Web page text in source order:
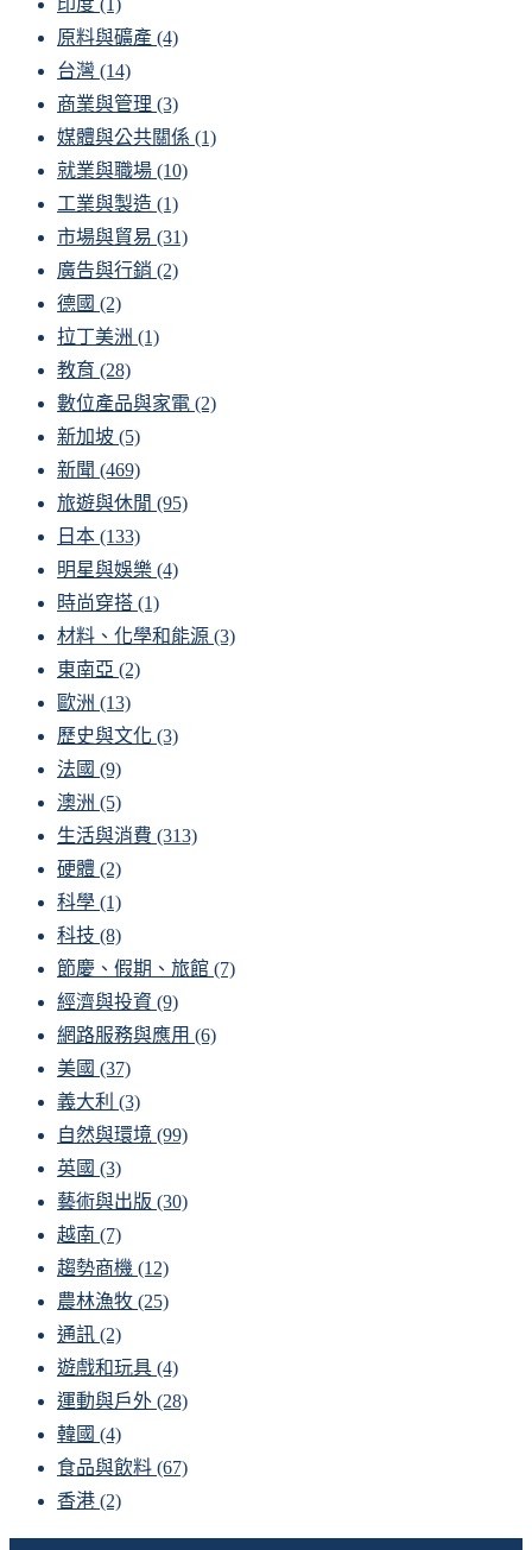
印度 (1)
原料與礦產 (4)
台灣 (14)
商業與管理 (3)
媒體與公共關係 (1)
就業與職場 (10)
工業與製造 (1)
市場與貿易 (31)
廣告與行銷 (2)
德國 (2)
拉丁美洲 (1)
教育 (28)
數位產品與家電 (2)
新加坡 (5)
新聞 (469)
旅遊與休閒 (95)
日本 (133)
明星與娛樂 (4)
時尚穿搭 (1)
材料、化學和能源 (3)
東南亞 (2)
歐洲 (13)
歷史與文化 (3)
法國 (9)
澳洲 (5)
生活與消費 (313)
硬體 (2)
科學 (1)
科技 (8)
節慶、假期、旅館 (7)
經濟與投資 (9)
網路服務與應用 (6)
美國 (37)
義大利 (3)
自然與環境 (99)
英國 (3)
藝術與出版 (30)
越南 (7)
趨勢商機 (12)
農林漁牧 (25)
通訊 (2)
遊戲和玩具 (4)
運動與戶外 (28)
韓國 (4)
食品與飲料 (67)
香港 (2)